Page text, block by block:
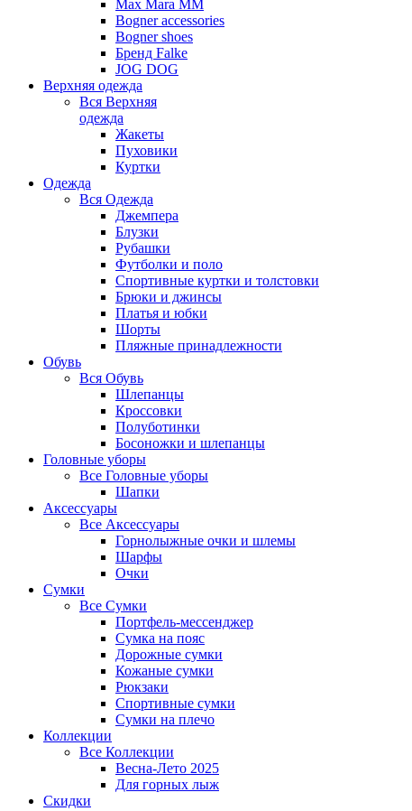
Max Mara MM
Bogner accessories
Bogner shoes
Бренд Falke
JOG DOG
Верхняя одежда
Вся Верхняя
одежда
Жакеты
Пуховики
Куртки
Одежда
Вся Одежда
Джемпера
Блузки
Рубашки
Футболки и поло
Спортивные куртки и толстовки
Брюки и джинсы
Платья и юбки
Шорты
Пляжные принадлежности
Обувь
Вся Обувь
Шлепанцы
Кроссовки
Полуботинки
Босоножки и шлепанцы
Головные уборы
Все Головные уборы
Шапки
Аксессуары
Все Аксессуары
Горнолыжные очки и шлемы
Шарфы
Очки
Сумки
Все Сумки
Портфель-мессенджер
Сумка на пояс
Дорожные сумки
Кожаные сумки
Рюкзаки
Спортивные сумки
Сумки на плечо
Коллекции
Все Коллекции
Весна-Лето 2025
Для горных лыж
Скидки